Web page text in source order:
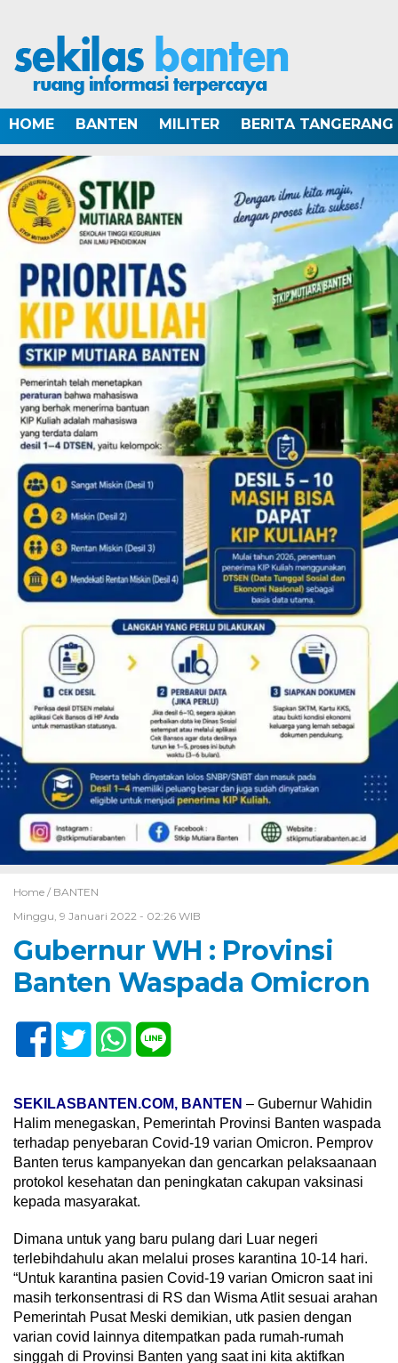
HOME BANTEN MILITER BERITA TANGERANG
Home / BANTEN
Minggu, 9 Januari 2022 - 02:26 WIB
Gubernur WH : Provinsi
Banten Waspada Omicron
SEKILASBANTEN.COM, BANTEN – Gubernur Wahidin
Halim menegaskan, Pemerintah Provinsi Banten waspada
terhadap penyebaran Covid-19 varian Omicron. Pemprov
Banten terus kampanyekan dan gencarkan pelaksaanaan
protokol kesehatan dan peningkatan cakupan vaksinasi
kepada masyarakat.
Dimana untuk yang baru pulang dari Luar negeri
terlebihdahulu akan melalui proses karantina 10-14 hari.
“Untuk karantina pasien Covid-19 varian Omicron saat ini
masih terkonsentrasi di RS dan Wisma Atlit sesuai arahan
Pemerintah Pusat Meski demikian, utk pasien dengan
varian covid lainnya ditempatkan pada rumah-rumah
singgah di Provinsi Banten yang saat ini kita aktifkan